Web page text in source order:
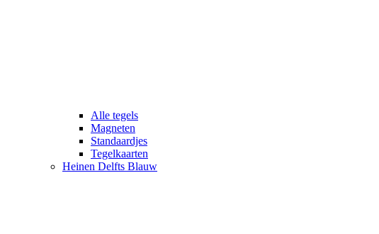
Alle tegels
Magneten
Standaardjes
Tegelkaarten
Heinen Delfts Blauw